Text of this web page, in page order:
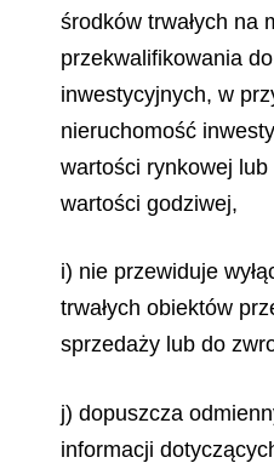
środków trwałych na
przekwalifikowania
inwestycyjnych, w
nieruchomość
wartości rynkowej
wartości godziwej,
i) nie przewiduje
trwałych obiektów
sprzedaży lub do
j) dopuszcza
informacji